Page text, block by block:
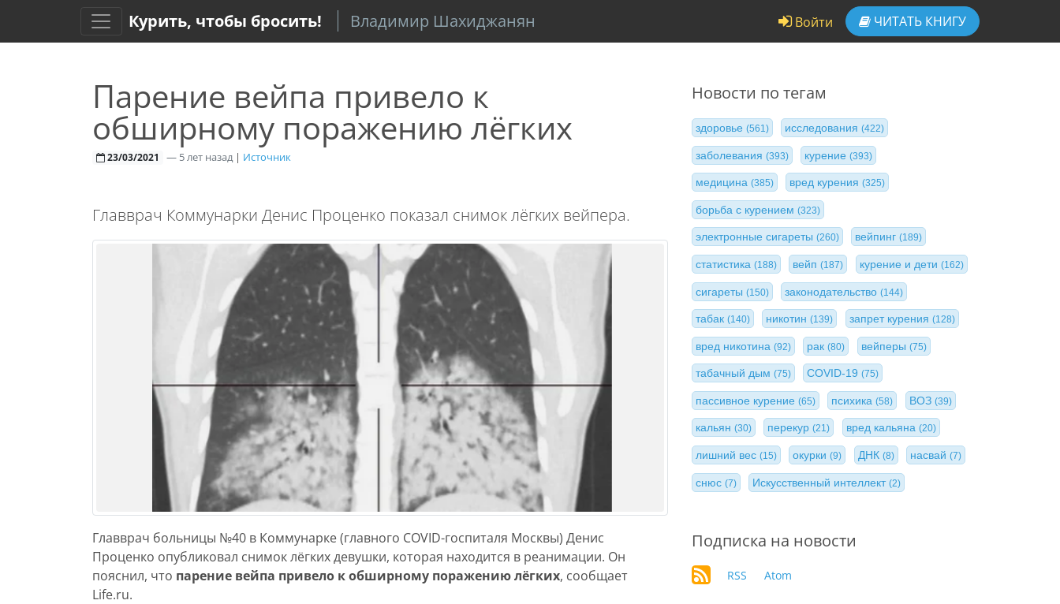
Курить, чтобы бросить! Владимир Шахиджанян Войти ЧИТАТЬ КНИГУ
Парение вейпа привело к
обширному поражению лёгких
23/03/2021 —5 лет назад | Источник
Главврач Коммунарки Денис Проценко показал снимок лёгких вейпера.
Главврач больницы №40 в Коммунарке (главного COVID-госпиталя Москвы) Денис
Проценко опубликовал снимок лёгких девушки, которая находится в реанимации. Он
пояснил, что парение вейпа привело к обширному поражению лёгких, сообщает
Life.ru.
Новости по тегам
здоровье (561) исследования(422)
заболевания (393) курение(393)
медицина (385) вред курения(325)
борьба с курением (323)
электронные сигареты (260) вейпинг(189)
статистика (188) вейп(187) курение и дети (162)
сигареты (150) законодательство(144)
табак (140) никотин(139) запрет курения (128)
вред никотина (92) рак(80) вейперы (75)
табачный дым (75) COVID-19(75)
пассивное курение (65) психика(58) ВОЗ (39)
кальян (30) перекур(21) вред кальяна (20)
лишний вес (15) окурки(9) ДНК (8) насвай(7)
снюс (7) Искусственный интеллект(2)
Подписка на новости
RSS Atom